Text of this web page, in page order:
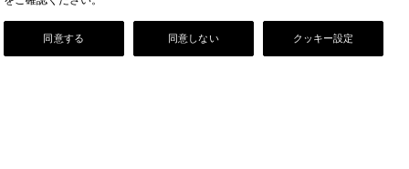
Our Story クッキー設定
同意しない
同意する